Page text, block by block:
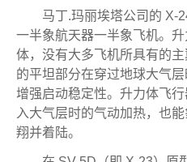
马丁.玛丽埃塔公司的 X-
一半象航天器一半象飞机。
体，没有大多飞机所具有的
的平坦部分在穿过地球大气
增强启动稳定性。升力体飞
入大气层时的气动加热，也
翔并着陆。